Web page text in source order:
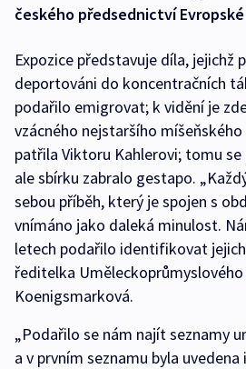
českého předsednictví Evropské
Expozice představuje díla, jejichž
deportováni do koncentračních
podařilo emigrovat; k vidění je
vzácného nejstaršího
patřila Viktoru Kahlerovi; tomu
ale sbírku zabralo gestapo.
sebou příběh, který je spojen s
vnímáno jako daleká minulost.
letech podařilo identifikovat
ředitelka Uměleckoprůmyslového
Koenigsmarková.
„Podařilo se nám najít seznamy
a v prvním seznamu byla